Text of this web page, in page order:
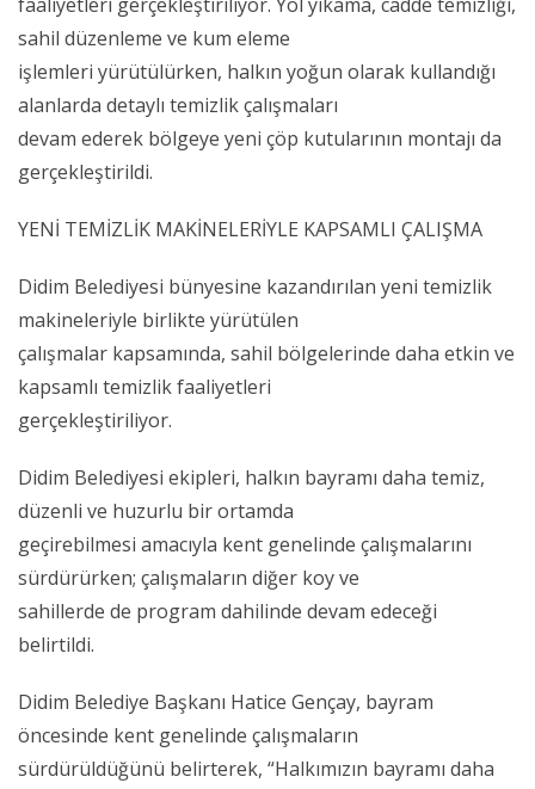
sahil düzenleme ve kum eleme
işlemleri yürütülürken, halkın yoğun olarak kullandığı
alanlarda detaylı temizlik çalışmaları
devam ederek bölgeye yeni çöp kutularının montajı da
gerçekleştirildi.
YENİ TEMİZLİK MAKİNELERİYLE KAPSAMLI ÇALIŞMA
Didim Belediyesi bünyesine kazandırılan yeni temizlik
makineleriyle birlikte yürütülen
çalışmalar kapsamında, sahil bölgelerinde daha etkin ve
kapsamlı temizlik faaliyetleri
gerçekleştiriliyor.
Didim Belediyesi ekipleri, halkın bayramı daha temiz,
düzenli ve huzurlu bir ortamda
geçirebilmesi amacıyla kent genelinde çalışmalarını
sürdürürken; çalışmaların diğer koy ve
sahillerde de program dahilinde devam edeceği
belirtildi.
Didim Belediye Başkanı Hatice Gençay, bayram
öncesinde kent genelinde çalışmaların
sürdürüldüğünü belirterek, “Halkımızın bayramı daha